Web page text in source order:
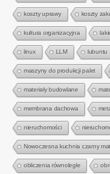
koszty uprawy koszty
kultura organizacyjna
linux LLM lubuntu
maszyny do produkcji palet
materiały budowlane
membrana dachowa
nieruchomości
Nowoczesna kuchnia czarny
obliczenia równoległe